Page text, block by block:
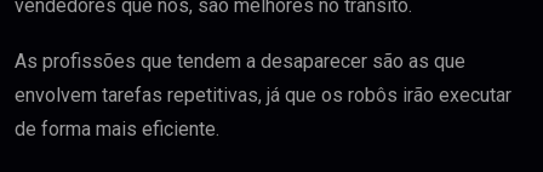
vendedores que nós, são melhores no transito.
As profissões que tendem a desaparecer são as que
envolvem tarefas repetitivas, já que os robôs irão executar
de forma mais eficiente.